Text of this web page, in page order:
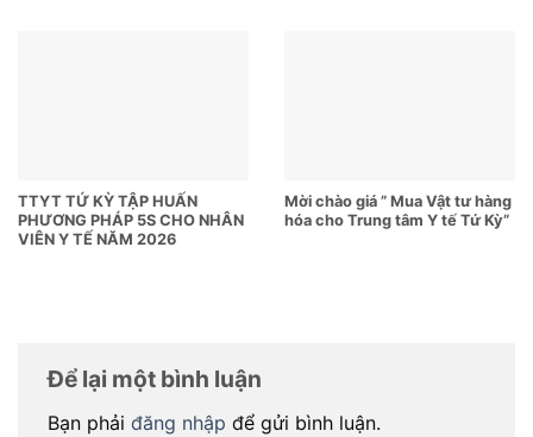
TTYT TỨ KỲ TẬP HUẤN
PHƯƠNG PHÁP 5S CHO NHÂN
VIÊN Y TẾ NĂM 2026
Mời chào giá ” Mua Vật tư hàng
hóa cho Trung tâm Y tế Tứ Kỳ”
Để lại một bình luận
Bạn phải đăng nhập để gửi bình luận.